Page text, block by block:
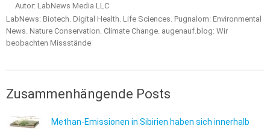
Autor: LabNews Media LLC
LabNews: Biotech. Digital Health. Life Sciences. Pugnalom: Environmental
News. Nature Conservation. Climate Change. augenauf.blog: Wir
beobachten Missstände
Zusammenhängende Posts
Methan-Emissionen in Sibirien haben sich innerhalb